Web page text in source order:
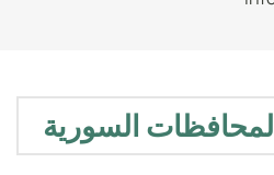
السورية